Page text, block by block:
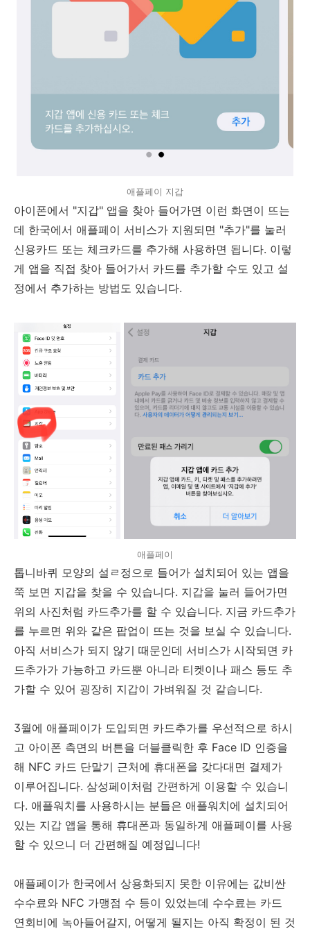
애플페이 지갑
아이폰에서 "지갑" 앱을 찾아 들어가면 이런 화면이 뜨는
데 한국에서 애플페이 서비스가 지원되면 "추가"를 눌러
신용카드 또는 체크카드를 추가해 사용하면 됩니다. 이렇
게 앱을 직접 찾아 들어가서 카드를 추가할 수도 있고 설
정에서 추가하는 방법도 있습니다.
애플페이
톱니바퀴 모양의 설ㄹ정으로 들어가 설치되어 있는 앱을
쭉 보면 지갑을 찾을 수 있습니다. 지갑을 눌러 들어가면
위의 사진처럼 카드추가를 할 수 있습니다. 지금 카드추가
를 누르면 위와 같은 팝업이 뜨는 것을 보실 수 있습니다.
아직 서비스가 되지 않기 때문인데 서비스가 시작되면 카
드추가가 가능하고 카드뿐 아니라 티켓이나 패스 등도 추
가할 수 있어 굉장히 지갑이 가벼워질 것 같습니다.
3월에 애플페이가 도입되면 카드추가를 우선적으로 하시
고 아이폰 측면의 버튼을 더블클릭한 후 Face ID 인증을
해 NFC 카드 단말기 근처에 휴대폰을 갖다대면 결제가
이루어집니다. 삼성페이처럼 간편하게 이용할 수 있습니
다. 애플워치를 사용하시는 분들은 애플워치에 설치되어
있는 지갑 앱을 통해 휴대폰과 동일하게 애플페이를 사용
할 수 있으니 더 간편해질 예정입니다!
애플페이가 한국에서 상용화되지 못한 이유에는 값비싼
수수료와 NFC 가맹점 수 등이 있었는데 수수료는 카드
연회비에 녹아들어갈지, 어떻게 될지는 아직 확정이 된 것